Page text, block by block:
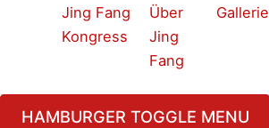
Jing Fang
Kongress
Über
Jing
Fang
Gallerie
HAMBURGER TOGGLE MENU